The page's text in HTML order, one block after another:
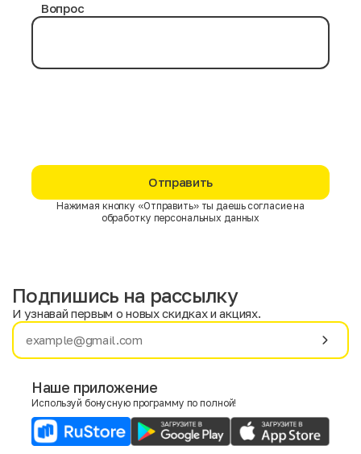
Вопрос
Отправить
Нажимая кнопку «Отправить» ты даешь согласие на
обработку персональных данных
Имя
E-mail
Подпишись на рассылку
И узнавай первым о новых скидках и акциях.
Наше приложение
Используй бонусную программу по полной!